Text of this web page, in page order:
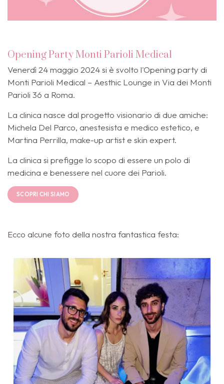
Opening Party Monti Parioli Medical
Venerdì 24 maggio 2024 si è svolto l'Opening party di
Monti Parioli Medical – Aesthic Lounge in Via dei Monti
Parioli 36 a Roma.
La clinica nasce dal progetto visionario di due amiche:
Michela Del Parco, anestesista e medico estetico, e
Martina Perrilla, make-up artist e skin expert.
La clinica si prefigge lo scopo di essere un polo di
medicina e benessere nel cuore dei Parioli.
SCOPRI CHI SIAMO
Ecco alcune foto della nostra fantastica festa: